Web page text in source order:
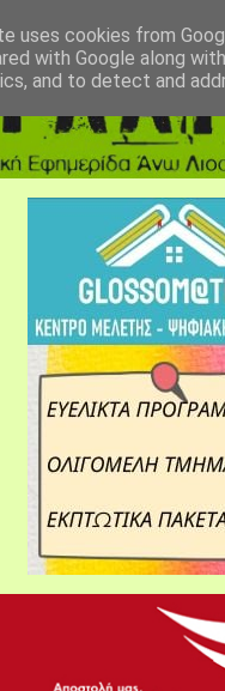
uses cookies from
with Google along
and to detect and